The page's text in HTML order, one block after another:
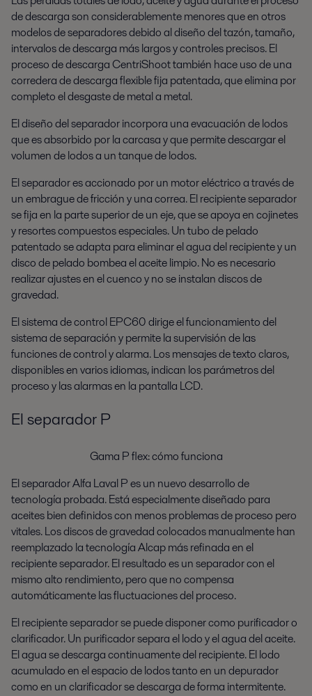
de descarga son considerablemente menores que en otros
modelos de separadores debido al diseño del tazón, tamaño,
intervalos de descarga más largos y controles precisos. El
proceso de descarga CentriShoot también hace uso de una
corredera de descarga flexible fija patentada, que elimina por
completo el desgaste de metal a metal.
El diseño del separador incorpora una evacuación de lodos
que es absorbido por la carcasa y que permite descargar el
volumen de lodos a un tanque de lodos.
El separador es accionado por un motor eléctrico a través de
un embrague de fricción y una correa. El recipiente separador
se fija en la parte superior de un eje, que se apoya en cojinetes
y resortes compuestos especiales. Un tubo de pelado
patentado se adapta para eliminar el agua del recipiente y un
disco de pelado bombea el aceite limpio. No es necesario
realizar ajustes en el cuenco y no se instalan discos de
gravedad.
El sistema de control EPC60 dirige el funcionamiento del
sistema de separación y permite la supervisión de las
funciones de control y alarma. Los mensajes de texto claros,
disponibles en varios idiomas, indican los parámetros del
proceso y las alarmas en la pantalla LCD.
El separador P
Gama P flex: cómo funciona
El separador Alfa Laval P es un nuevo desarrollo de
tecnología probada. Está especialmente diseñado para
aceites bien definidos con menos problemas de proceso pero
vitales. Los discos de gravedad colocados manualmente han
reemplazado la tecnología Alcap más refinada en el
recipiente separador. El resultado es un separador con el
mismo alto rendimiento, pero que no compensa
automáticamente las fluctuaciones del proceso.
El recipiente separador se puede disponer como purificador o
clarificador. Un purificador separa el lodo y el agua del aceite.
El agua se descarga continuamente del recipiente. El lodo
acumulado en el espacio de lodos tanto en un depurador
como en un clarificador se descarga de forma intermitente.